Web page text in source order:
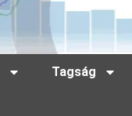
Tagság